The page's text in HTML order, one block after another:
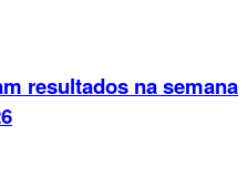
resultados na semana